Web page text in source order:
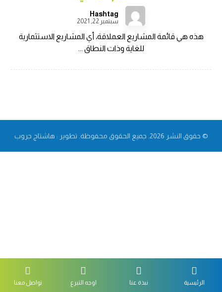
Hashtag
سبتمبر 22, 2021
هذه هي قائمة المشاريع العملاقة، أي المشاريع الاستثمارية
للغاية وذات النطاق ...
© حقوق النشر 2026. جميع الحقوق محفوظة. تطوير : هاشتاج جروب
الرئيسية نبذة عنا اوجه التبرع تواصل معنا